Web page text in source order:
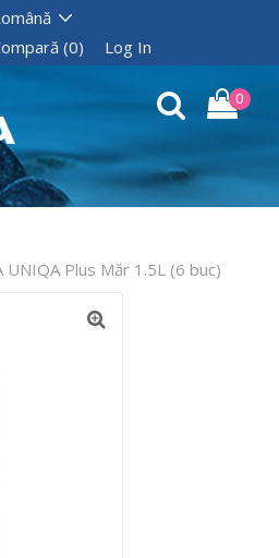
(0) Log In
0
Plus Măr 1.5L (6 buc)